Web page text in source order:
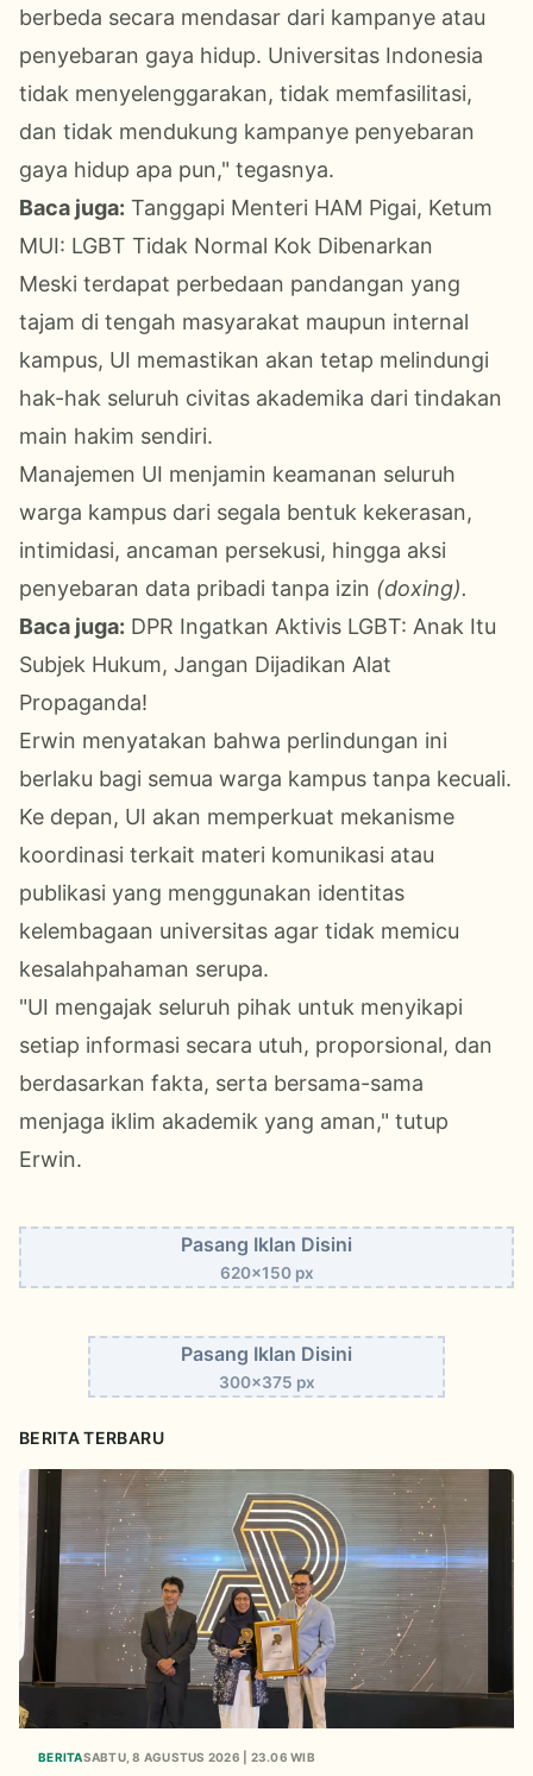
berbeda secara mendasar dari kampanye atau
penyebaran gaya hidup. Universitas Indonesia
tidak menyelenggarakan, tidak memfasilitasi,
dan tidak mendukung kampanye penyebaran
gaya hidup apa pun," tegasnya.
Baca juga: Tanggapi Menteri HAM Pigai, Ketum
MUI: LGBT Tidak Normal Kok Dibenarkan
Meski terdapat perbedaan pandangan yang
tajam di tengah masyarakat maupun internal
kampus, UI memastikan akan tetap melindungi
hak-hak seluruh civitas akademika dari tindakan
main hakim sendiri.
Manajemen UI menjamin keamanan seluruh
warga kampus dari segala bentuk kekerasan,
intimidasi, ancaman persekusi, hingga aksi
penyebaran data pribadi tanpa izin (doxing).
Baca juga: DPR Ingatkan Aktivis LGBT: Anak Itu
Subjek Hukum, Jangan Dijadikan Alat
Propaganda!
Erwin menyatakan bahwa perlindungan ini
berlaku bagi semua warga kampus tanpa kecuali.
Ke depan, UI akan memperkuat mekanisme
koordinasi terkait materi komunikasi atau
publikasi yang menggunakan identitas
kelembagaan universitas agar tidak memicu
kesalahpahaman serupa.
"UI mengajak seluruh pihak untuk menyikapi
setiap informasi secara utuh, proporsional, dan
berdasarkan fakta, serta bersama-sama
menjaga iklim akademik yang aman," tutup
Erwin.
Pasang Iklan Disini
620x150 px
Pasang Iklan Disini
300x375 px
BERITA TERBARU
BERITASABTU, 8 AGUSTUS 2026 | 23.06 WIB